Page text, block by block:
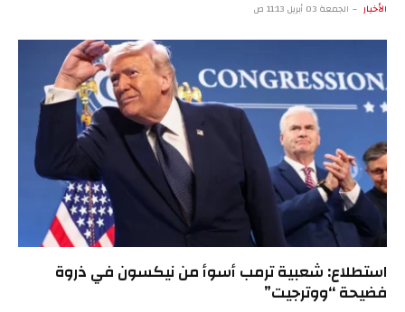
الأخبار الجمعة 03 أبريل 11:13 ص
استطلاع: شعبية ترمب أسوأ من نيكسون في ذروة
فضيحة “ووترجيت”